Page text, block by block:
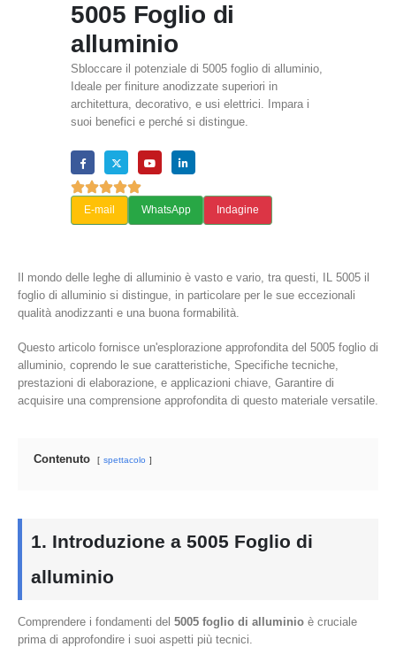
5005 Foglio di
alluminio
Sbloccare il potenziale di 5005 foglio di alluminio,
Ideale per finiture anodizzate superiori in
architettura, decorativo, e usi elettrici. Impara i
suoi benefici e perché si distingue.
E-mail WhatsApp Indagine
Il mondo delle leghe di alluminio è vasto e vario, tra questi, IL 5005 il
foglio di alluminio si distingue, in particolare per le sue eccezionali
qualità anodizzanti e una buona formabilità.
Questo articolo fornisce un'esplorazione approfondita del 5005 foglio di
alluminio, coprendo le sue caratteristiche, Specifiche tecniche,
prestazioni di elaborazione, e applicazioni chiave, Garantire di
acquisire una comprensione approfondita di questo materiale versatile.
Contenuto spettacolo
1. Introduzione a 5005 Foglio di
alluminio
Comprendere i fondamenti del 5005 foglio di alluminio è cruciale
prima di approfondire i suoi aspetti più tecnici.